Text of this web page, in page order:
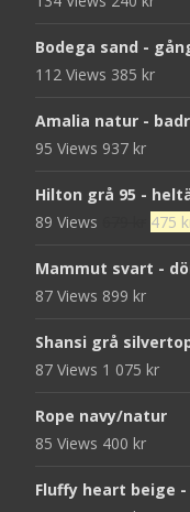
Bodega sand -
112 Views 385 kr
Amalia natur -
95 Views 937 kr
Hilton grå 95 -
89 Views
Det
priset
475
Mammut svart -
87 Views 899 kr
Shansi grå
87 Views 1 075 kr
Rope navy/natur
85 Views 400 kr
Fluffy heart beige